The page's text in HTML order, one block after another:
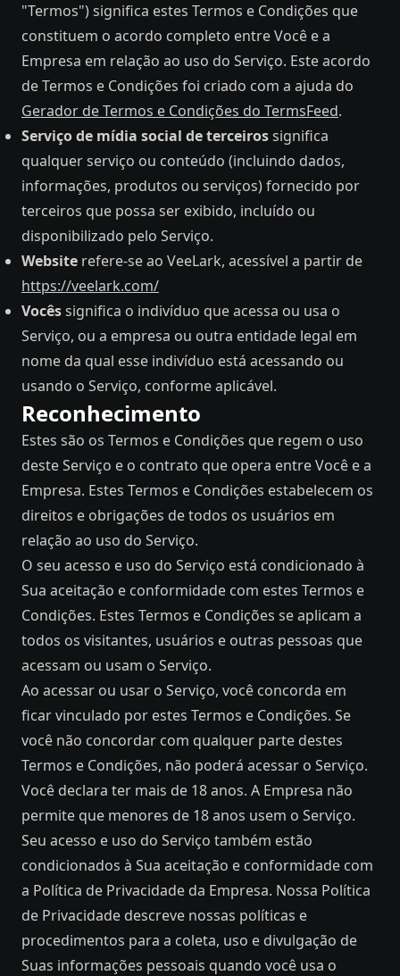
"Termos") significa estes Termos e Condições que
constituem o acordo completo entre Você e a
Empresa em relação ao uso do Serviço. Este acordo
de Termos e Condições foi criado com a ajuda do
Gerador de Termos e Condições do TermsFeed.
Serviço de mídia social de terceirossignifica
qualquer serviço ou conteúdo (incluindo dados,
informações, produtos ou serviços) fornecido por
terceiros que possa ser exibido, incluído ou
disponibilizado pelo Serviço.
Website refere-se ao VeeLark, acessível a partir de
https://veelark.com/
Vocêssignifica o indivíduo que acessa ou usa o
Serviço, ou a empresa ou outra entidade legal em
nome da qual esse indivíduo está acessando ou
usando o Serviço, conforme aplicável.
Reconhecimento
Estes são os Termos e Condições que regem o uso
deste Serviço e o contrato que opera entre Você e a
Empresa. Estes Termos e Condições estabelecem os
direitos e obrigações de todos os usuários em
relação ao uso do Serviço.
O seu acesso e uso do Serviço está condicionado à
Sua aceitação e conformidade com estes Termos e
Condições. Estes Termos e Condições se aplicam a
todos os visitantes, usuários e outras pessoas que
acessam ou usam o Serviço.
Ao acessar ou usar o Serviço, você concorda em
ficar vinculado por estes Termos e Condições. Se
você não concordar com qualquer parte destes
Termos e Condições, não poderá acessar o Serviço.
Você declara ter mais de 18 anos. A Empresa não
permite que menores de 18 anos usem o Serviço.
Seu acesso e uso do Serviço também estão
condicionados à Sua aceitação e conformidade com
a Política de Privacidade da Empresa. Nossa Política
de Privacidade descreve nossas políticas e
procedimentos para a coleta, uso e divulgação de
Suas informações pessoais quando você usa o